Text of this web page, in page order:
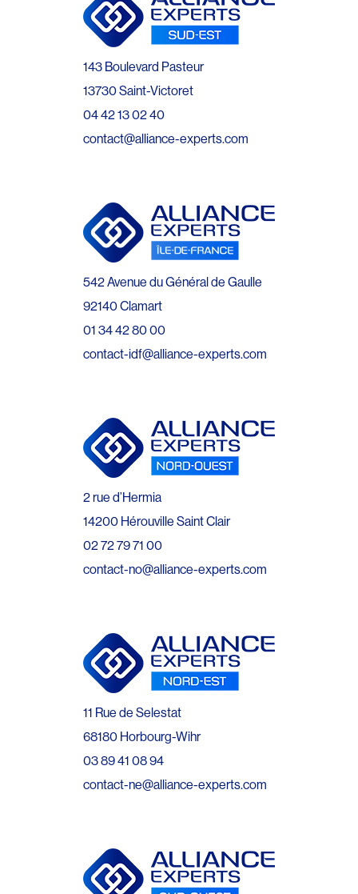
143 Boulevard Pasteur
13730 Saint-Victoret
04 42 13 02 40
contact@alliance-experts.com
542 Avenue du Général de Gaulle
92140 Clamart
01 34 42 80 00
contact-idf@alliance-experts.com
2 rue d’Hermia
14200 Hérouville Saint Clair
02 72 79 71 00
contact-no@alliance-experts.com
11 Rue de Selestat
68180 Horbourg-Wihr
03 89 41 08 94
contact-ne@alliance-experts.com